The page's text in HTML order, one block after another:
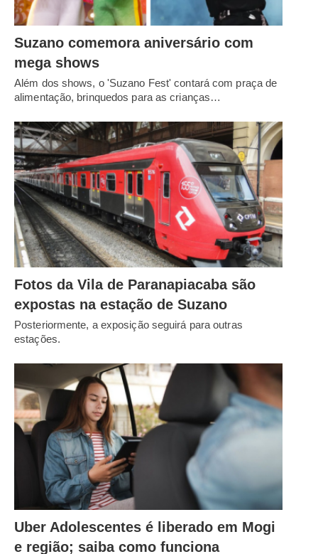
Suzano comemora aniversário com
mega shows
Além dos shows, o 'Suzano Fest' contará com praça de
alimentação, brinquedos para as crianças…
Fotos da Vila de Paranapiacaba são
expostas na estação de Suzano
Posteriormente, a exposição seguirá para outras
estações.
Uber Adolescentes é liberado em Mogi
e região; saiba como funciona